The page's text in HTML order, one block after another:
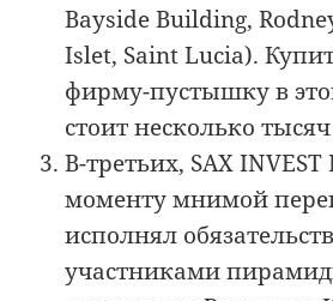
Bayside Building,
Islet, Saint Lucia).
фирму-пустышку в
стоит несколько
В-третьих, SAX INVEST
моменту мнимой
исполнял
участниками